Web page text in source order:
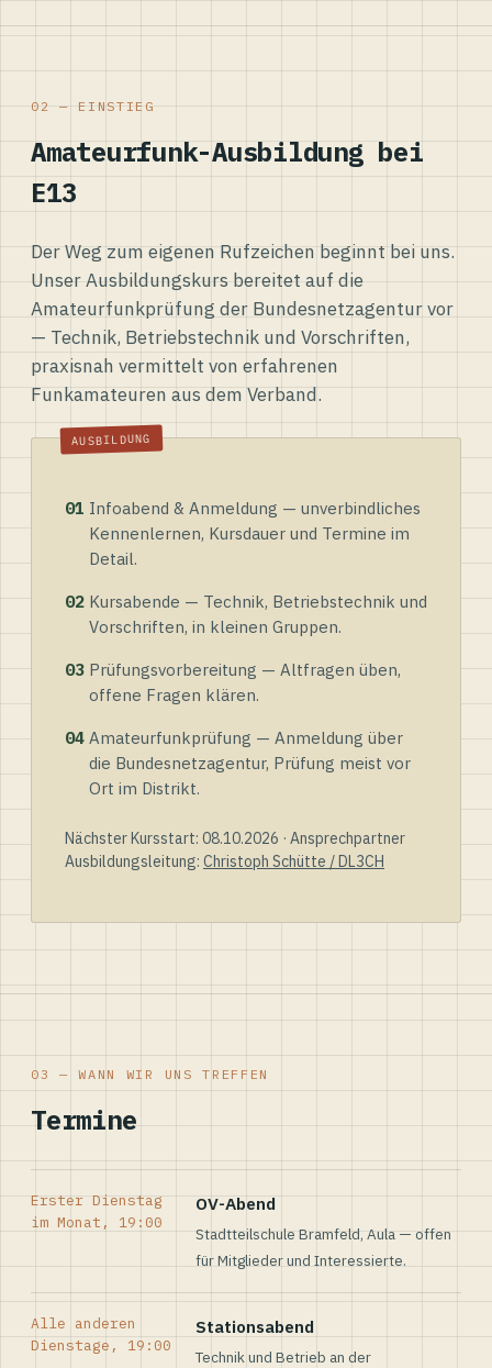
02 — EINSTIEG
Amateurfunk-Ausbildung bei
E13
Der Weg zum eigenen Rufzeichen beginnt bei uns.
Unser Ausbildungskurs bereitet auf die
Amateurfunkprüfung der Bundesnetzagentur vor
— Technik, Betriebstechnik und Vorschriften,
praxisnah vermittelt von erfahrenen
Funkamateuren aus dem Verband.
01 Infoabend & Anmeldung — unverbindliches
Kennenlernen, Kursdauer und Termine im
Detail.
02 Kursabende — Technik, Betriebstechnik und
Vorschriften, in kleinen Gruppen.
03 Prüfungsvorbereitung — Altfragen üben,
offene Fragen klären.
04 Amateurfunkprüfung — Anmeldung über
die Bundesnetzagentur, Prüfung meist vor
Ort im Distrikt.
Nächster Kursstart: 08.10.2026 · Ansprechpartner
Ausbildungsleitung: Christoph Schütte / DL3CH
03 — WANN WIR UNS TREFFEN
Termine
Erster Dienstag
im Monat, 19:00
OV-Abend
Stadtteilschule Bramfeld, Aula — offen
für Mitglieder und Interessierte.
Alle anderen
Dienstage, 19:00
Stationsabend
Technik und Betrieb an der